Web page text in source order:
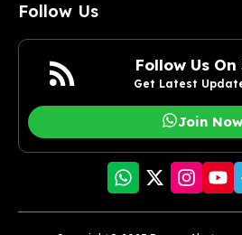
Follow Us
Follow Us
Get Latest
Join